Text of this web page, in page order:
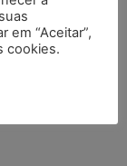
empregado que
em “Aceitar”,
cookies.